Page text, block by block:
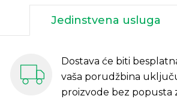
Jedinstvena usluga
Dostava će biti
vaša porudžbina
proizvode bez popusta